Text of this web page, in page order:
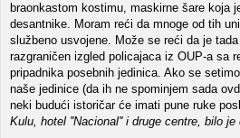
braonkastom kostimu, maskirne šare koja
desantnike. Moram reći da mnoge od tih
službeno usvojene. Može se reći da je
razgraničen izgled policajaca iz OUP-a sa
pripadnika posebnih jedinica. Ako se
naše jedinice (da ih ne spominjem sada
neki budući istoričar će imati pune ruke
Kulu, hotel ''Nacional'' i druge centre, bilo je